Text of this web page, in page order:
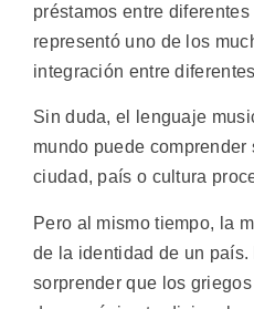
préstamos entre
representó uno de los
integración entre
Sin duda, el lenguaje
mundo puede comprender
ciudad, país o cultura
Pero al mismo tiempo, la
de la identidad de un
sorprender que los